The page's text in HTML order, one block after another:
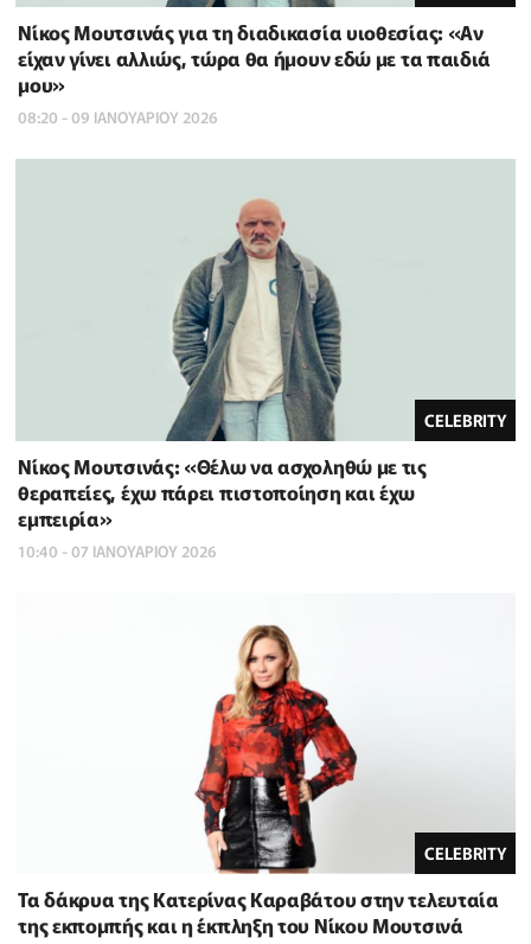
Νίκος Μουτσινάς για τη διαδικασία υιοθεσίας: «Αν
είχαν γίνει αλλιώς, τώρα θα ήμουν εδώ με τα παιδιά
μου»
08:20 - 09 ΙΑΝΟΥΑΡΙΟΥ 2026
CELEBRITY
Νίκος Μουτσινάς: «Θέλω να ασχοληθώ με τις
θεραπείες, έχω πάρει πιστοποίηση και έχω
εμπειρία»
10:40 - 07 ΙΑΝΟΥΑΡΙΟΥ 2026
CELEBRITY
Τα δάκρυα της Κατερίνας Καραβάτου στην τελευταία
της εκπομπής και η έκπληξη του Νίκου Μουτσινά